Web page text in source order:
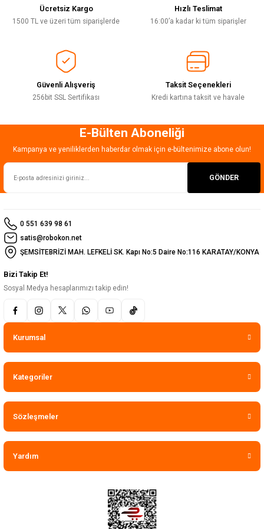
Ürün açıklamasında eksik bilgiler bulunuyor.
Ürün bilgilerinde hatalar bulunuyor.
Bu ürüne benzer farklı alternatifler olmalı.
Gönder
Deneyimini Paylaş
Ücretsiz Kargo
1500 TL ve üzeri tüm siparişlerde
Hızlı Teslimat
16:00’a kadar ki tüm siparişler
Güvenli Alışveriş
256bit SSL Sertifikası
Taksit Seçenekleri
Kredi kartına taksit ve havale
E-Bülten Aboneliği
Kampanya ve yeniliklerden haberdar olmak için e-bültenimize abone olun!
GÖNDER
0 551 639 98 61
satis@robokon.net
ŞEMSİTEBRİZİ MAH. LEFKELİ SK. Kapı No:5 Daire No:116 KARATAY/KONYA
Bizi Takip Et!
Sosyal Medya hesaplarımızı takip edin!
Kurumsal
Kategoriler
Sözleşmeler
Yardım